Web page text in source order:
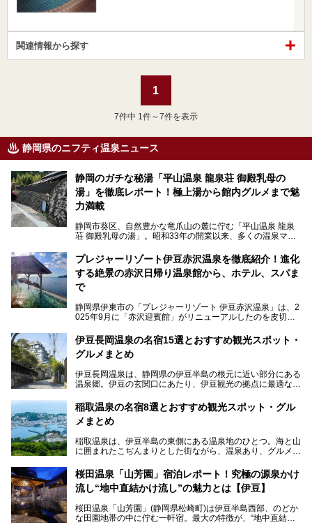
関連情報から探す
1
7件中 1件～7件を表示
静岡県のニフティ温泉ニュース
静岡のガチな秘湯「平山温泉 龍泉荘 御殿乳母の
湯」を徹底レポート！極上湯から館内グルメまで魅
力満載
静岡市葵区、自然豊かな竜爪山の麓に佇む「平山温泉 龍泉
荘 御殿乳母の湯」。昭和33年の開業以来、多くの温泉マニ
極上温泉です。お湯はもちろん、実はグルメも揃っているん
です。多くのファンを持つ、その圧倒的なこだわりと魅力を
解説します。
プレジャーリゾート伊豆赤沢温泉を徹底紹介！進化
する絶景の赤沢日帰り温泉館から、ホテル、スパま
で
静岡県伊東市の「プレジャーリゾート 伊豆赤沢温泉」は、2
025年9月に「赤沢迎賓館」がリニューアルしたのを皮切り
館」、「RED 28 HOTEL」がリニューアル。さらにこのあ
とグランピング施設のGRAX EARTH FIELD（グラックスア
ースフィールド）、大型屋内アミューズメント施設のPLEA
予定。
ャー施設など、現在リニューアルオープンしている施設を中
心に、家族連れでも大人だけでも、おひとりさまでも多彩な
楽しみ方ができる「プレジャーリゾート 伊豆赤沢温泉」を
───
この記事はプレジャーリゾート 伊豆赤沢温泉のPR記事で
す。
伊豆長岡温泉の名宿15選とおすすめ観光スポット・
グルメまとめ
伊豆長岡温泉は、静岡県の伊豆半島の根元に近い部分にある
温泉郷。伊豆の玄関口にあたり、伊豆観光の拠点に最適な立
ちろん日帰りでも楽しめるのが魅力です。
この記事では、伊豆長岡温泉の歴史や魅力、おすすめの宿を
る温泉施設も紹介します！
稲取温泉の名宿8選とおすすめ観光スポット・グル
メまとめ
稲取温泉は、伊豆半島の東側にある温泉地のひとつ。海と山
に囲まれたこぢんまりとした街ながら、温泉あり、グルメあ
京からは約2時間30分、直通電車もありアクセスしやすいの
もうれしいところ。
入れる温泉施設、チェックしたい観光スポットやアクティビ
ティなどを一挙にまとめピックアップ。伊豆稲取温泉を訪れ
桜田温泉「山芳園」宿泊レポート！究極の源泉かけ
流し“地中直結かけ流し”の魅力とは【伊豆】
桜田温泉「山芳園」(静岡県松崎町)は伊豆半島西部、のどか
な田園地帯の中に佇む一軒宿。最大の特徴が、“地中直結か